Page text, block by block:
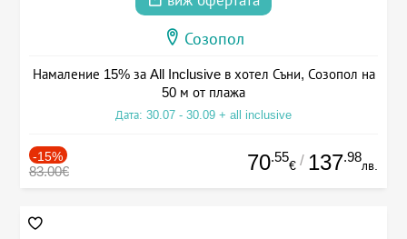
Созопол
Намаление 15% за All Inclusive в хотел Съни, Созопол на
50 м от плажа
Дата: 30.07 - 30.09 + all inclusive
-15%
83.00€ 70.55
€ / 137.98
лв.